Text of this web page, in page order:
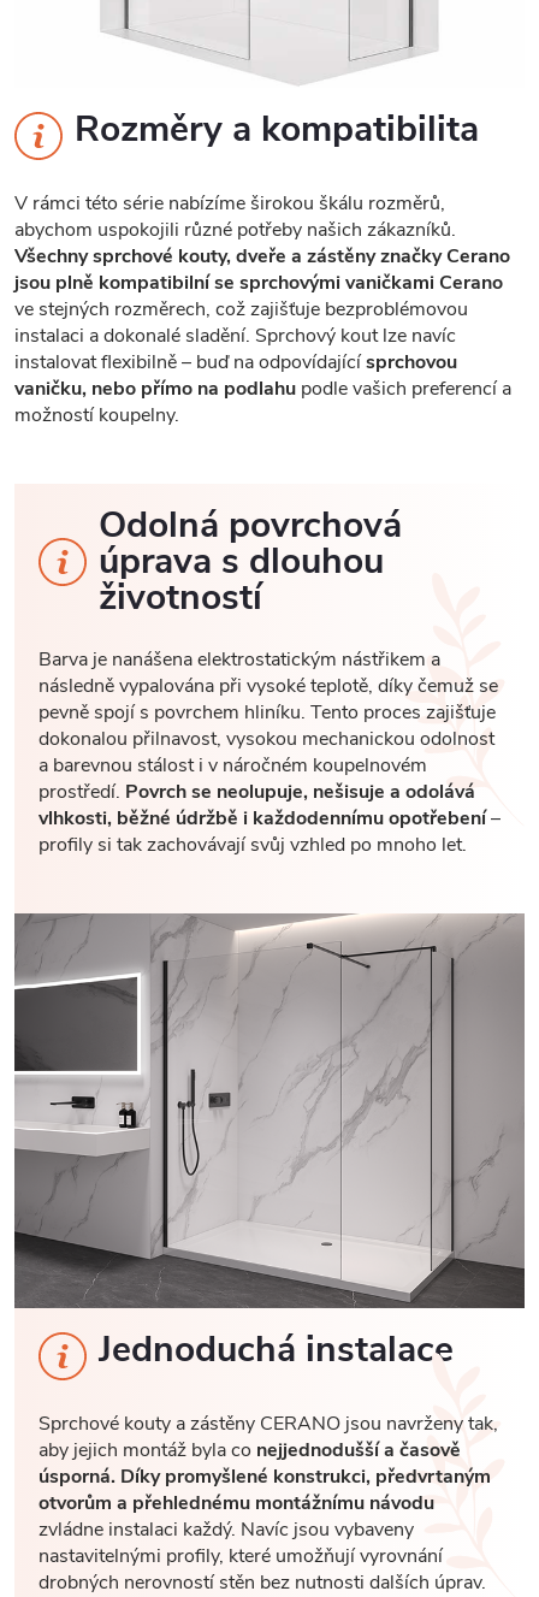
Rozměry a kompatibilita
V rámci této série nabízíme širokou škálu rozměrů,
abychom uspokojili různé potřeby našich zákazníků.
Všechny sprchové kouty, dveře a zástěny značky Cerano
jsou plně kompatibilní se sprchovými vaničkami Cerano
ve stejných rozměrech, což zajišťuje bezproblémovou
instalaci a dokonalé sladění. Sprchový kout lze navíc
instalovat flexibilně – buď na odpovídajícísprchovou
vaničku, nebo přímo na podlahu podle vašich preferencí a
možností koupelny.
Odolná povrchová
úprava s dlouhou
životností
Barva je nanášena elektrostatickým nástřikem a
následně vypalována při vysoké teplotě, díky čemuž se
pevně spojí s povrchem hliníku. Tento proces zajišťuje
dokonalou přilnavost, vysokou mechanickou odolnost
a barevnou stálost i v náročném koupelnovém
prostředí. Povrch se neolupuje, nešisuje a odolává
vlhkosti, běžné údržbě i každodennímu opotřebení–
profily si tak zachovávají svůj vzhled po mnoho let.
Jednoduchá instalace
Sprchové kouty a zástěny CERANO jsou navrženy tak,
aby jejich montáž byla co nejjednodušší a časově
úsporná. Díky promyšlené konstrukci, předvrtaným
otvorům a přehlednému montážnímu návodu
zvládne instalaci každý. Navíc jsou vybaveny
nastavitelnými profily, které umožňují vyrovnání
drobných nerovností stěn bez nutnosti dalších úprav.